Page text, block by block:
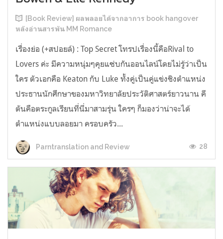
[Book Review] ผลพลอยได้จากอาการ book hangover
หลังอ่านสารพัน MM Romance
เรื่องย่อ (+สปอยล์) : Top Secret โทรปเรื่องนี้คือRival to
Lovers ค่ะ มีความหนุ่มๆคุยแซ่บกันออนไลน์โดยไม่รู้ว่าเป็น
ใคร ตัวเอกคือ Keaton กับ Luke ทั้งคู่เป็นคู่แข่งชิงตำแหน่ง
ประธานนักศึกษาของมหาวิทยาลัยประวัติศาสตร์ยาวนาน คี
ตันคือตระกูลเรียนที่นี่มาสามรุ่น ใครๆ ก็มองว่าน่าจะได้
ตำแหน่งแบบลอยมา ครอบครัว...
Parntranslation and Review 28